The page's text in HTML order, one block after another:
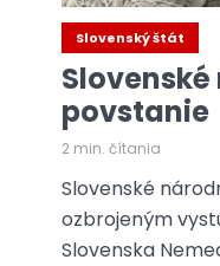
Slovenský štát
povstanie
2 min. čítania
Slovenské
ozbrojeným
Slovenska